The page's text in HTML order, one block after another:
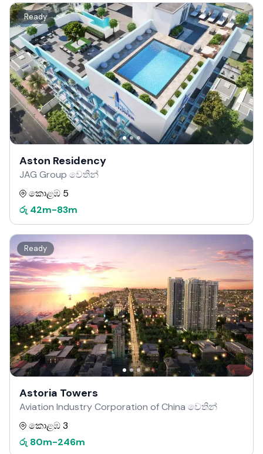
Ready
Aston Residency
JAG Group වෙතින්
කොළඹ 5
රු 42m-83m
Ready
Astoria Towers
Aviation Industry Corporation of China වෙතින්
කොළඹ 3
රු 80m-246m